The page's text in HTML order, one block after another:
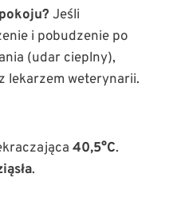
Jeśli
i pobudzenie po
(udar cieplny),
lekarzem weterynarii.
40,5°C.
.